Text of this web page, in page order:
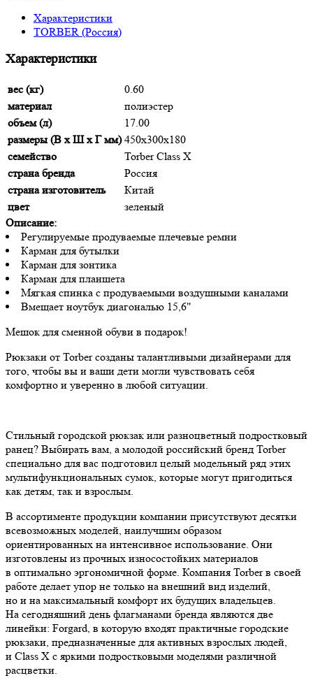
Характеристики
TORBER (Россия)
Характеристики
вес (кг)
0.60
материал
полиэстер
объем (л)
17.00
размеры (В х Ш х Г мм) 450х300х180
семейство
Torber Class X
страна бренда
Россия
страна изготовитель
Китай
цвет
зеленый
Описание:
Регулируемые продуваемые плечевые ремни
Карман для бутылки
Карман для зонтика
Карман для планшета
Мягкая спинка с продуваемыми воздушными каналами
Вмещает ноутбук диагональю 15,6"
Мешок для сменной обуви в подарок!
Рюкзаки от Torber созданы талантливыми дизайнерами для
того, чтобы вы и ваши дети могли чувствовать себя
комфортно и уверенно в любой ситуации.
Стильный городской рюкзак или разноцветный подростковый
ранец? Выбирать вам, а молодой российский бренд Torber
специально для вас подготовил целый модельный ряд этих
мультифункциональных сумок, которые могут пригодиться
как детям, так и взрослым.
В ассортименте продукции компании присутствуют десятки
всевозможных моделей, наилучшим образом
ориентированных на интенсивное использование. Они
изготовлены из прочных износостойких материалов
в оптимально эргономичной форме. Компания Torber в своей
работе делает упор не только на внешний вид изделий,
но и на максимальный комфорт их будущих владельцев.
На сегодняшний день флагманами бренда являются две
линейки: Forgard, в которую входят практичные городские
рюкзаки, предназначенные для активных взрослых людей,
и Class X с яркими подростковыми моделями различной
расцветки.